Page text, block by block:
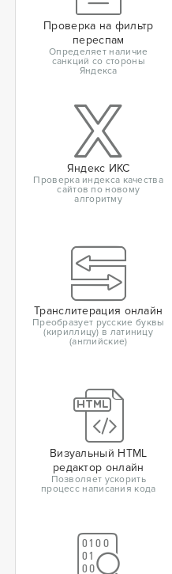
Проверка на фильтр
переспам
Определяет наличие
санкций со стороны
Яндекса
Яндекс ИКС
Проверка индекса качества
сайтов по новому
алгоритму
Транслитерация онлайн
Преобразует русские буквы
(кириллицу) в латиницу
(английские)
Визуальный HTML
редактор онлайн
Позволяет ускорить
процесс написания кода